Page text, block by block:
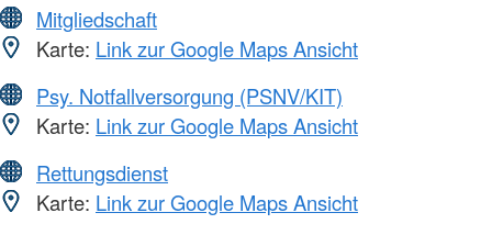
Mitgliedschaft
Karte: Link zur Google Maps Ansicht
Psy. Notfallversorgung (PSNV/KIT)
Karte: Link zur Google Maps Ansicht
Rettungsdienst
Karte: Link zur Google Maps Ansicht